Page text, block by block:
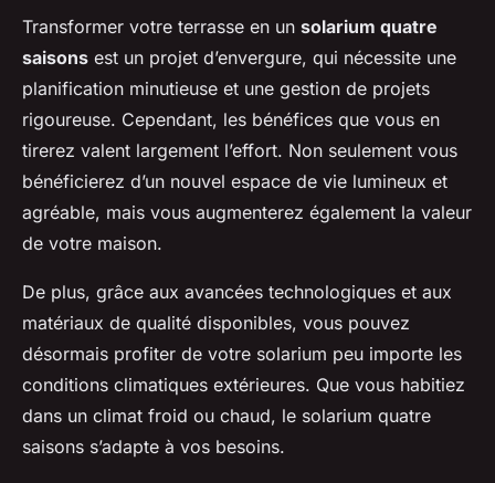
Transformer votre terrasse en un solarium quatre
saisons est un projet d’envergure, qui nécessite une
planification minutieuse et une gestion de projets
rigoureuse. Cependant, les bénéfices que vous en
tirerez valent largement l’effort. Non seulement vous
bénéficierez d’un nouvel espace de vie lumineux et
agréable, mais vous augmenterez également la valeur
de votre maison.
De plus, grâce aux avancées technologiques et aux
matériaux de qualité disponibles, vous pouvez
désormais profiter de votre solarium peu importe les
conditions climatiques extérieures. Que vous habitiez
dans un climat froid ou chaud, le solarium quatre
saisons s’adapte à vos besoins.